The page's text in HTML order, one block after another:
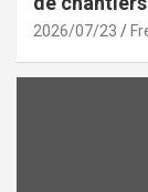
2026/07/23